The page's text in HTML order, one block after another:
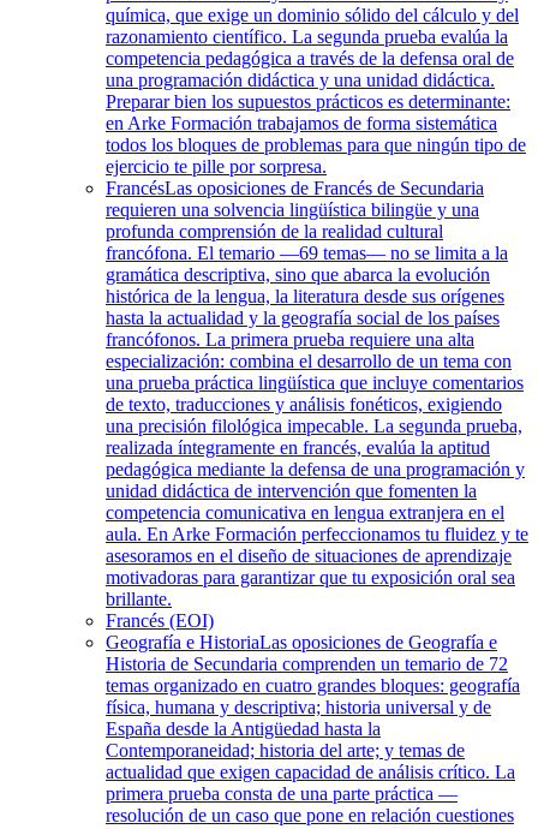
química, que exige un dominio sólido del cálculo y del
razonamiento científico. La segunda prueba evalúa la
competencia pedagógica a través de la defensa oral de
una programación didáctica y una unidad didáctica.
Preparar bien los supuestos prácticos es determinante:
en Arke Formación trabajamos de forma sistemática
todos los bloques de problemas para que ningún tipo de
ejercicio te pille por sorpresa.
FrancésLas oposiciones de Francés de Secundaria
requieren una solvencia lingüística bilingüe y una
profunda comprensión de la realidad cultural
francófona. El temario —69 temas— no se limita a la
gramática descriptiva, sino que abarca la evolución
histórica de la lengua, la literatura desde sus orígenes
hasta la actualidad y la geografía social de los países
francófonos. La primera prueba requiere una alta
especialización: combina el desarrollo de un tema con
una prueba práctica lingüística que incluye comentarios
de texto, traducciones y análisis fonéticos, exigiendo
una precisión filológica impecable. La segunda prueba,
realizada íntegramente en francés, evalúa la aptitud
pedagógica mediante la defensa de una programación y
unidad didáctica de intervención que fomenten la
competencia comunicativa en lengua extranjera en el
aula. En Arke Formación perfeccionamos tu fluidez y te
asesoramos en el diseño de situaciones de aprendizaje
motivadoras para garantizar que tu exposición oral sea
brillante.
Francés (EOI)
Geografía e HistoriaLas oposiciones de Geografía e
Historia de Secundaria comprenden un temario de 72
temas organizado en cuatro grandes bloques: geografía
física, humana y descriptiva; historia universal y de
España desde la Antigüedad hasta la
Contemporaneidad; historia del arte; y temas de
actualidad que exigen capacidad de análisis crítico. La
primera prueba consta de una parte práctica —
resolución de un caso que pone en relación cuestiones